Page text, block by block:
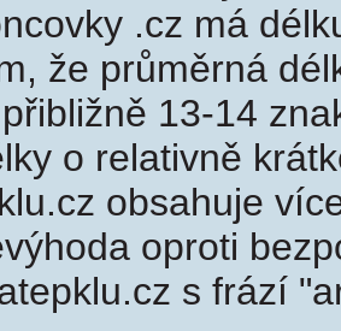
.cz má
že průměrná
13-14
o relativně
obsahuje
oproti
s frází